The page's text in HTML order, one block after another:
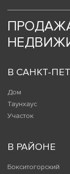
В САНКТ-
Дом
Таунхаус
Участок
В РАЙОНЕ
Бокситогорский